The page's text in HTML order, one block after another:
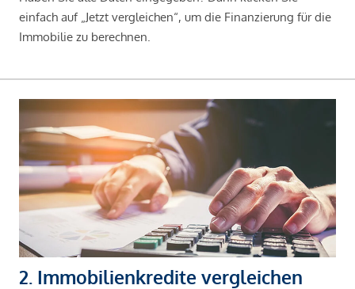
einfach auf „Jetzt vergleichen“, um die Finanzierung für die
Immobilie zu berechnen.
2. Immobilienkredite vergleichen